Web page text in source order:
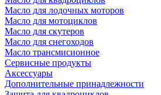
Масло для лодочных моторов
Масло для мотоциклов
Масло для скутеров
Масло для снегоходов
Масло трансмисионное
Сервисные продукты
Аксессуары
Дополнительные принадлежности